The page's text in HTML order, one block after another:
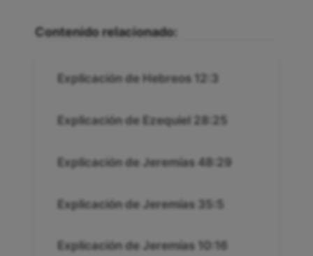
Contenido relacionado:
Explicación de Hebreos 12:3
Explicación de Ezequiel 28:25
Explicación de Jeremías 48:29
Explicación de Jeremías 35:5
Explicación de Jeremías 10:16